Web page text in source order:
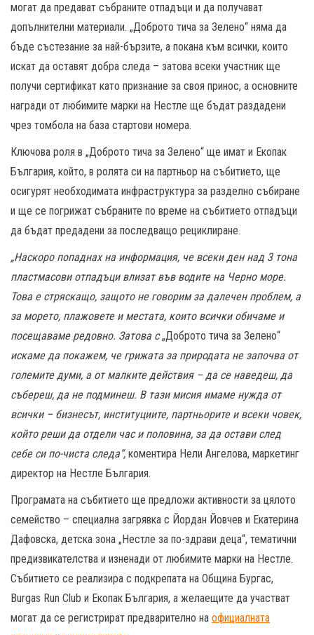
могат да предават събраните отпадъци и да получават
допълнителни материали. „Доброто тича за Зелено“ няма да
бъде състезание за най-бързите, а покана към всички, които
искат да оставят добра следа – затова всеки участник ще
получи сертификат като признание за своя принос, а основните
награди от любимите марки на Нестле ще бъдат раздадени
чрез томбола на база стартови номера.
Ключова роля в „Доброто тича за Зелено“ ще имат и Екопак
България, който, в ролята си на партньор на събитието, ще
осигурят необходимата инфраструктура за разделно събиране
и ще се погрижат събраните по време на събитието отпадъци
да бъдат предадени за последващо рециклиране.
„Наскоро попаднах на информация, че всеки ден над 3 тона
пластмасови отпадъци влизат във водите на Черно море.
Това е стряскащо, защото не говорим за далечен проблем, а
за морето, плажовете и местата, които всички обичаме и
посещаваме редовно. Затова с„Доброто тича за Зелено“
искаме да покажем, че грижата за природата не започва от
големите думи, а от малките действия – да се наведеш, да
събереш, да не подминеш. В тази мисия имаме нужда от
всички – бизнесът, институциите, партньорите и всеки човек,
който реши да отдели час и половина, за да остави след
себе си по-чиста следа“, коментира Нели Ангелова, маркетинг
директор на Нестле България.
Програмата на събитието ще предложи активности за цялото
семейство – специална загрявка с Йордан Йовчев и Екатерина
Дафовска, детска зона „Нестле за по-здрави деца“, тематични
предизвикателства и изненади от любимите марки на Нестле.
Събитието се реализира с подкрепата на Община Бургас,
Burgas Run Club и Екопак България, а желаещите да участват
могат да се регистрират предварително на официалната